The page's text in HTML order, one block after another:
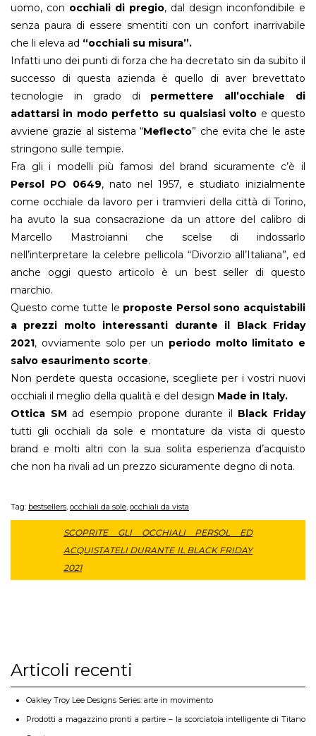
uomo, con occhiali di pregio, dal design inconfondibile e
senza paura di essere smentiti con un confort inarrivabile
che li eleva ad “occhiali su misura”.
Infatti uno dei punti di forza che ha decretato sin da subito il
successo di questa azienda è quello di aver brevettato
tecnologie in grado di permettere all’occhiale di
adattarsi in modo perfetto su qualsiasi volto e questo
avviene grazie al sistema “Meflecto” che evita che le aste
stringono sulle tempie.
Fra gli i modelli più famosi del brand sicuramente c’è il
Persol PO 0649, nato nel 1957, e studiato inizialmente
come occhiale da lavoro per i tramvieri della città di Torino,
ha avuto la sua consacrazione da un attore del calibro di
Marcello Mastroianni che scelse di indossarlo
nell’interpretare la celebre pellicola “Divorzio all’Italiana”, ed
anche oggi questo articolo è un best seller di questo
marchio.
Questo come tutte le proposte Persol sono acquistabili
a prezzi molto interessanti durante il Black Friday
2021, ovviamente solo per un periodo molto limitato e
salvo esaurimento scorte.
Non perdete questa occasione, scegliete per i vostri nuovi
occhiali il meglio della qualità e del design Made in Italy.
Ottica SM ad esempio propone durante il Black Friday
tutti gli occhiali da sole e montature da vista di questo
brand e molti altri con la sua solita esperienza d’acquisto
che non ha rivali ad un prezzo sicuramente degno di nota.
Tag: bestsellers occhiali da sole occhiali da vista
SCOPRITE GLI OCCHIALI PERSOL ED
ACQUISTATELI DURANTE IL BLACK FRIDAY
2021
Articoli recenti
Oakley Troy Lee Designs Series: arte in movimento
Prodotti a magazzino pronti a partire – la scorciatoia intelligente di Titano